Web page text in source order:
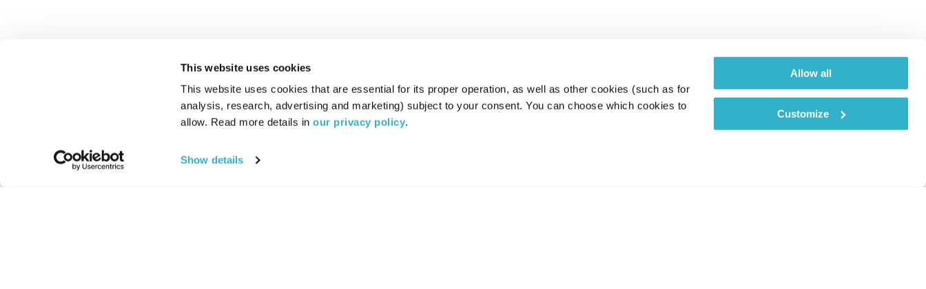
This website uses cookies
This website uses cookies that are essential for its proper operation, as well as other cookies (such as for
analysis, research, advertising and marketing) subject to your consent. You can choose which cookies to
allow. Read more details in our privacy policy.
Show details
Allow all
Customize